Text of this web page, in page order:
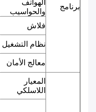
برنامج
الهواتف
والحواسيب
فلاش
نظام التشغيل
معالج الأمان
المعيار
اللاسلكي